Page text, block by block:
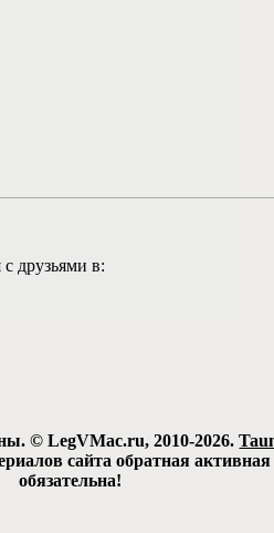
друзьями в:
© LegVMac.ru, 2010-2026.
сайта обратная
обязательна!